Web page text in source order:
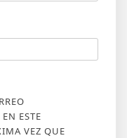
ESTE
VEZ QUE